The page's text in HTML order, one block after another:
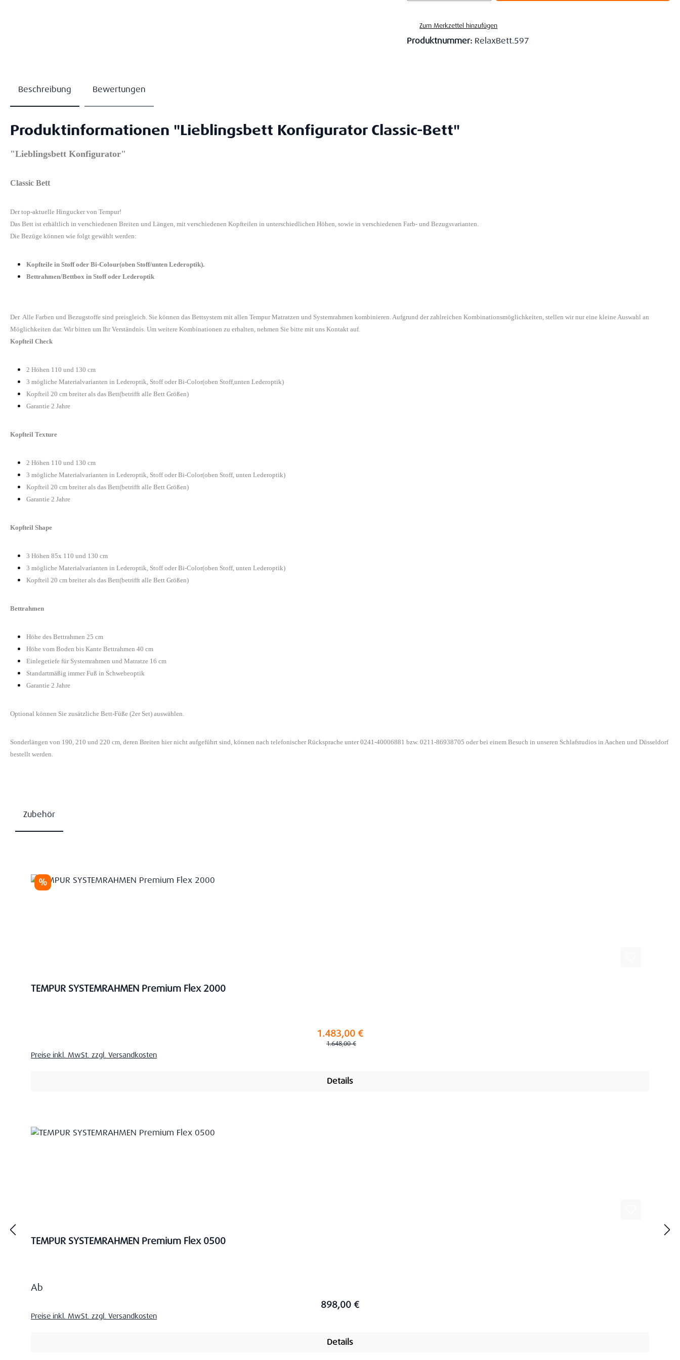
Zum Merkzettel hinzufügen
Produktnummer: RelaxBett.597
Beschreibung Bewertungen
Produktinformationen "Lieblingsbett Konfigurator Classic-Bett"
"Lieblingsbett Konfigurator"
Classic Bett
Der top-aktuelle Hingucker von Tempur!
Das Bett ist erhältlich in verschiedenen Breiten und Längen, mit verschiedenen Kopfteilen in unterschiedlichen Höhen, sowie in verschiedenen Farb- und Bezugsvarianten.
Die Bezüge können wie folgt gewählt werden:
Kopfteile in Stoff oder Bi-Colour(oben Stoff/unten Lederoptik).
Bettrahmen/Bettbox in Stoff oder Lederoptik
Der Alle Farben und Bezugstoffe sind preisgleich. Sie können das Bettsystem mit allen Tempur Matratzen und Systemrahmen kombinieren. Aufgrund der zahlreichen Kombinationsmöglichkeiten, stellen wir nur eine kleine Auswahl an
Möglichkeiten dar. Wir bitten um Ihr Verständnis. Um weitere Kombinationen zu erhalten, nehmen Sie bitte mit uns Kontakt auf.
Kopfteil Check
2 Höhen 110 und 130 cm
3 mögliche Materialvarianten in Lederoptik, Stoff oder Bi-Color(oben Stoff,unten Lederoptik)
Kopfteil 20 cm breiter als das Bett(betrifft alle Bett Größen)
Garantie 2 Jahre
Kopfteil Texture
2 Höhen 110 und 130 cm
3 mögliche Materialvarianten in Lederoptik, Stoff oder Bi-Color(oben Stoff, unten Lederoptik)
Kopfteil 20 cm breiter als das Bett(betrifft alle Bett Größen)
Garantie 2 Jahre
Kopfteil Shape
3 Höhen 85x 110 und 130 cm
3 mögliche Materialvarianten in Lederoptik, Stoff oder Bi-Color(oben Stoff, unten Lederoptik)
Kopfteil 20 cm breiter als das Bett(betrifft alle Bett Größen)
Bettrahmen
Höhe des Bettrahmen 25 cm
Höhe vom Boden bis Kante Bettrahmen 40 cm
Einlegetiefe für Systemrahmen und Matratze 16 cm
Standartmäßig immer Fuß in Schwebeoptik
Garantie 2 Jahre
Optional können Sie zusätzliche Bett-Füße (2er Set) auswählen.
Sonderlängen von 190, 210 und 220 cm, deren Breiten hier nicht aufgeführt sind, können nach telefonischer Rücksprache unter 0241-40006881 bzw. 0211-86938705 oder bei einem Besuch in unseren Schlafstudios in Aachen und Düsseldorf
bestellt werden.
Zubehör
Rabatt
%
TEMPUR SYSTEMRAHMEN Premium Flex 2000
1.483,00 €
Regulärer Preis:
1.648,00 €
Preise inkl. MwSt. zzgl. Versandkosten
Details
TEMPUR SYSTEMRAHMEN Premium Flex 0500
Regulärer Preis:
Ab
898,00 €
Preise inkl. MwSt. zzgl. Versandkosten
Details